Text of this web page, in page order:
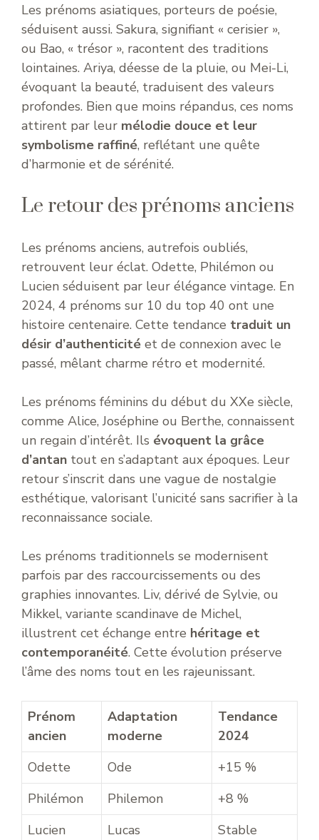
Les prénoms asiatiques, porteurs de poésie,
séduisent aussi. Sakura, signifiant « cerisier »,
ou Bao, « trésor », racontent des traditions
lointaines. Ariya, déesse de la pluie, ou Mei-Li,
évoquant la beauté, traduisent des valeurs
profondes. Bien que moins répandus, ces noms
attirent par leur mélodie douce et leur
symbolisme raffiné, reflétant une quête
d’harmonie et de sérénité.
Le retour des prénoms anciens
Les prénoms anciens, autrefois oubliés,
retrouvent leur éclat. Odette, Philémon ou
Lucien séduisent par leur élégance vintage. En
2024, 4 prénoms sur 10 du top 40 ont une
histoire centenaire. Cette tendance traduit un
désir d’authenticité et de connexion avec le
passé, mêlant charme rétro et modernité.
Les prénoms féminins du début du XXe siècle,
comme Alice, Joséphine ou Berthe, connaissent
un regain d’intérêt. Ils évoquent la grâce
d’antan tout en s’adaptant aux époques. Leur
retour s’inscrit dans une vague de nostalgie
esthétique, valorisant l’unicité sans sacrifier à la
reconnaissance sociale.
Les prénoms traditionnels se modernisent
parfois par des raccourcissements ou des
graphies innovantes. Liv, dérivé de Sylvie, ou
Mikkel, variante scandinave de Michel,
illustrent cet échange entre héritage et
contemporanéité. Cette évolution préserve
l’âme des noms tout en les rajeunissant.
Prénom
ancien
Adaptation
moderne
Tendance
2024
Odette
Ode
+15 %
Philémon
Philemon
+8 %
Lucien
Lucas Stable